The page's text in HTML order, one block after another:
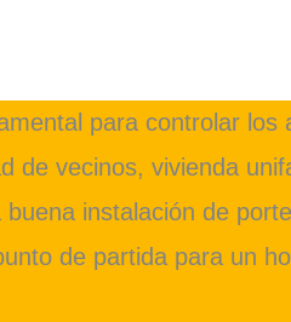
para controlar los
de vecinos, vivienda
instalación de
de partida para un